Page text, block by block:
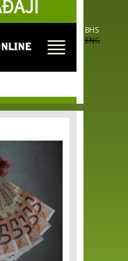
BHS
ENG